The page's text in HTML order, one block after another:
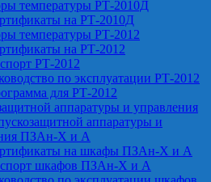
температуры РТ-2010Д
на РТ-2010Д
температуры РТ-2012
на РТ-2012
РТ-2012
по эксплуатации РТ-2012
для РТ-2012
аппаратуры и управления
аппаратуры и
ПЗАн-Х и А
на шкафы ПЗАн-Х и А
шкафов ПЗАн-Х и А